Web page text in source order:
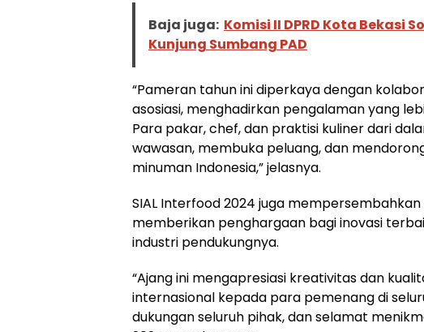
Baja juga: Komisi II DPRD Kota Bekasi
Kunjung Sumbang PAD
“Pameran tahun ini diperkaya dengan
asosiasi, menghadirkan pengalaman yang
Para pakar, chef, dan praktisi kuliner dari
wawasan, membuka peluang, dan
minuman Indonesia,” jelasnya.
SIAL Interfood 2024 juga
memberikan penghargaan bagi inovasi
industri pendukungnya.
“Ajang ini mengapresiasi kreativitas dan
internasional kepada para pemenang di
dukungan seluruh pihak, dan selamat